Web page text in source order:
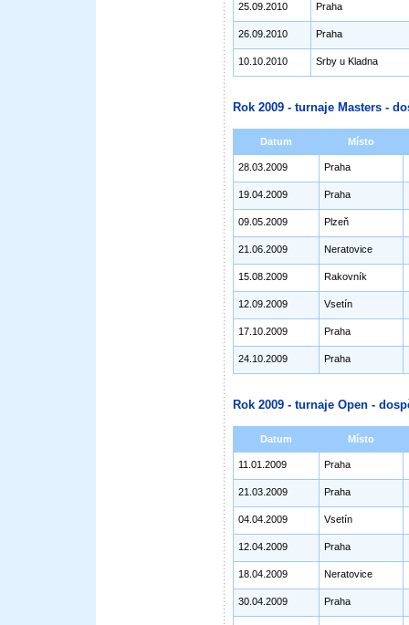
25.09.2010 Praha
26.09.2010 Praha
10.10.2010 Srby u Kladna
Rok 2009 - turnaje Masters -
Datum Místo
28.03.2009 Praha
19.04.2009 Praha
09.05.2009 Plzeň
21.06.2009 Neratovice
15.08.2009 Rakovník
12.09.2009 Vsetín
17.10.2009 Praha
24.10.2009 Praha
Rok 2009 - turnaje Open -
Datum Místo
11.01.2009 Praha
21.03.2009 Praha
04.04.2009 Vsetín
12.04.2009 Praha
18.04.2009 Neratovice
30.04.2009 Praha